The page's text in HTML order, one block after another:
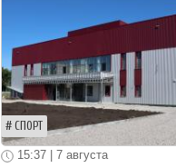
СПОРТ
15:37 | 7 августа